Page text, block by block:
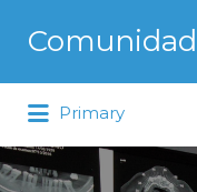
La
elegir
Primary